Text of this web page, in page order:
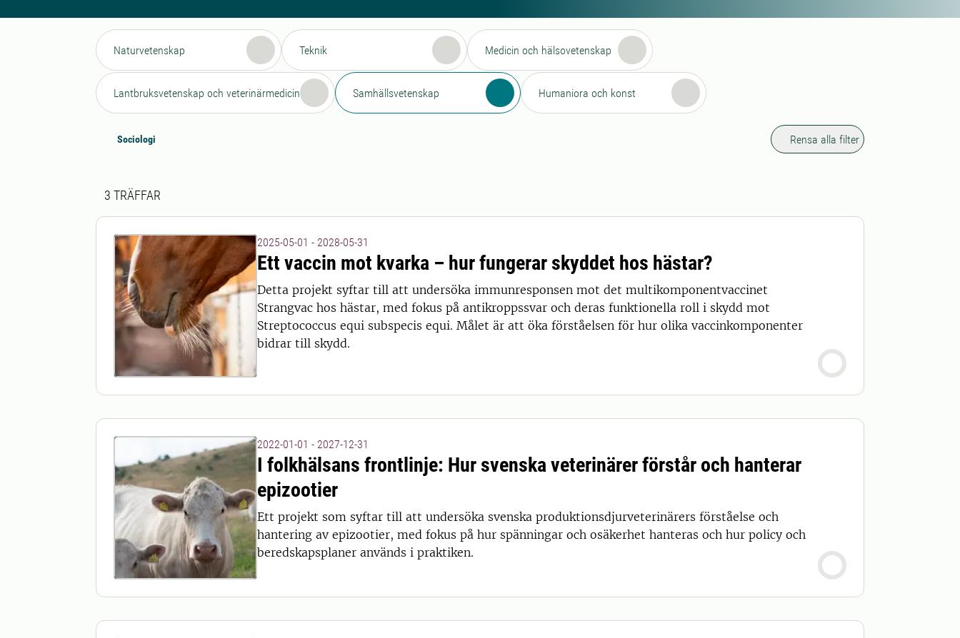
Naturvetenskap Teknik Medicin och hälsovetenskap
Lantbruksvetenskap och veterinärmedicin Samhällsvetenskap Humaniora och konst
Sociologi Rensa alla filter
Sökresultat
3 TRÄFFAR
2025-05-01 - 2028-05-31
Ett vaccin mot kvarka – hur fungerar skyddet hos hästar?
Detta projekt syftar till att undersöka immunresponsen mot det multikomponentvaccinet
Strangvac hos hästar, med fokus på antikroppssvar och deras funktionella roll i skydd mot
Streptococcus equi subspecis equi. Målet är att öka förståelsen för hur olika vaccinkomponenter
bidrar till skydd.
2022-01-01 - 2027-12-31
I folkhälsans frontlinje: Hur svenska veterinärer förstår och hanterar
epizootier
Ett projekt som syftar till att undersöka svenska produktionsdjurveterinärers förståelse och
hantering av epizootier, med fokus på hur spänningar och osäkerhet hanteras och hur policy och
beredskapsplaner används i praktiken.